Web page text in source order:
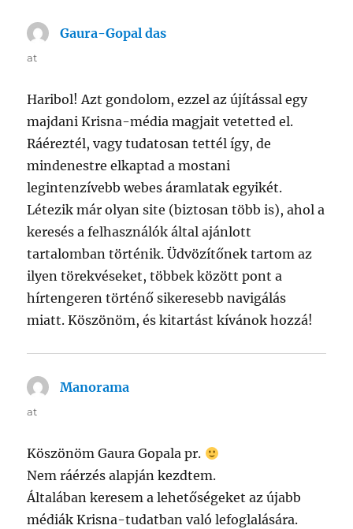
Gaura-Gopal das
at
Haribol! Azt gondolom, ezzel az újítással egy
majdani Krisna-média magjait vetetted el.
Ráéreztél, vagy tudatosan tettél így, de
mindenestre elkaptad a mostani
legintenzívebb webes áramlatak egyikét.
Létezik már olyan site (biztosan több is), ahol a
keresés a felhasználók által ajánlott
tartalomban történik. Üdvözítőnek tartom az
ilyen törekvéseket, többek között pont a
hírtengeren történő sikeresebb navigálás
miatt. Köszönöm, és kitartást kívánok hozzá!
Manorama
at
Köszönöm Gaura Gopala pr.
Nem ráérzés alapján kezdtem.
Általában keresem a lehetőségeket az újabb
médiák Krisna-tudatban való lefoglalására.